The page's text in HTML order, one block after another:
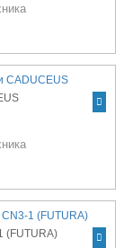
(FUTURA)